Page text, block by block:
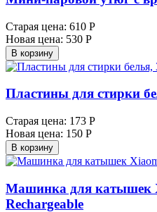
Старая цена: 610 Р
Новая цена: 530 Р
В корзину
Пластины для стирки
Старая цена: 173 Р
Новая цена: 150 Р
В корзину
Машинка для катышек
Rechargeable